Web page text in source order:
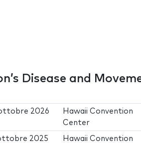
Disease and
2026
Hawaii Convention
Center
2025
Hawaii Convention